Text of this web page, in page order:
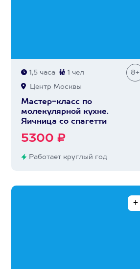
1,5 часа 1 чел 8+
Центр Москвы
Мастер-класс по
молекулярной кухне.
Яичница со спагетти
5300 ₽
Работает круглый год